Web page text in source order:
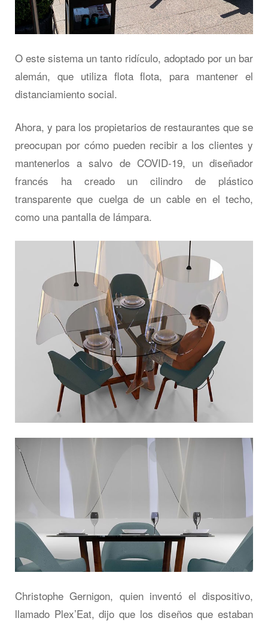
O este sistema un tanto ridículo, adoptado por un bar
alemán, que utiliza flota flota, para mantener el
distanciamiento social.
Ahora, y para los propietarios de restaurantes que se
preocupan por cómo pueden recibir a los clientes y
mantenerlos a salvo de COVID-19, un diseñador
francés ha creado un cilindro de plástico
transparente que cuelga de un cable en el techo,
como una pantalla de lámpara.
Christophe Gernigon, quien inventó el dispositivo,
llamado Plex’Eat, dijo que los diseños que estaban